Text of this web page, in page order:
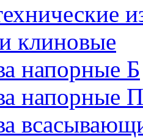
клиновые
напорные Б
напорные П